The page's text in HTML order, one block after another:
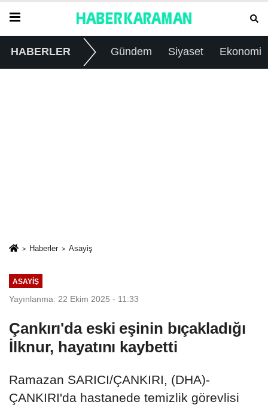
HABERLER Gündem Siyaset Ekonomi
Haberler Asayiş
ASAYIŞ
Yayınlanma: 22 Ekim 2025 - 11:33
Çankırı'da eski eşinin bıçakladığı
İlknur, hayatını kaybetti
Ramazan SARICI/ÇANKIRI, (DHA)-
ÇANKIRI'da hastanede temizlik görevlisi